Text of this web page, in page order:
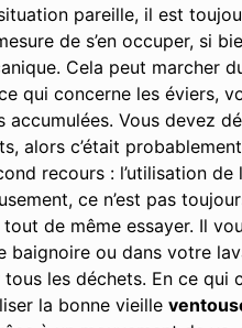
pareille, il est
de s’en occuper, si
Cela peut marcher
qui concerne les éviers,
Vous devez
alors c’était
recours : l’utilisation
ce n’est pas
de même essayer. Il
baignoire ou dans votre
les déchets. En ce
la bonne vieille